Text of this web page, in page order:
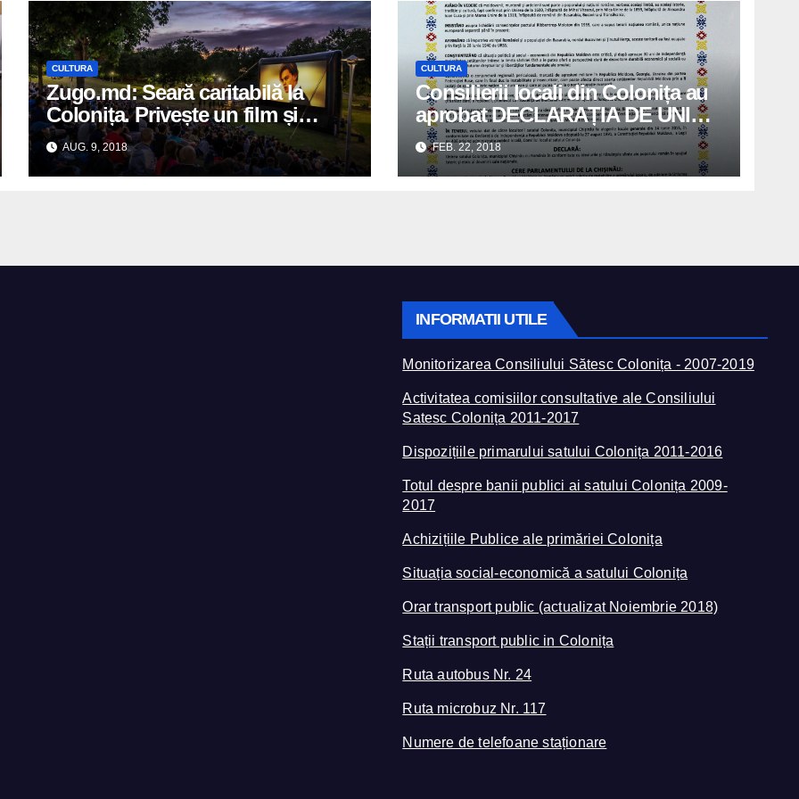
CULTURA
Zugo.md: Seară caritabilă la
Colonița. Privește un film și
donează bani pentru fericirea mai
multor familii social vulnerabile
AUG. 9, 2018
CULTURA
Consilierii locali din Colonița au
aprobat DECLARAȚIA DE UNIRE
!
FEB. 22, 2018
INFORMATII UTILE
Monitorizarea Consiliului Sătesc Colonița - 2007-2019
Activitatea comisiilor consultative ale Consiliului
Satesc Colonița 2011-2017
Dispozițiile primarului satului Colonița 2011-2016
Totul despre banii publici ai satului Colonița 2009-
2017
Achizițiile Publice ale primăriei Colonița
Situația social-economică a satului Colonița
Orar transport public (actualizat Noiembrie 2018)
Stații transport public in Colonița
Ruta autobus Nr. 24
Ruta microbuz Nr. 117
Numere de telefoane staționare